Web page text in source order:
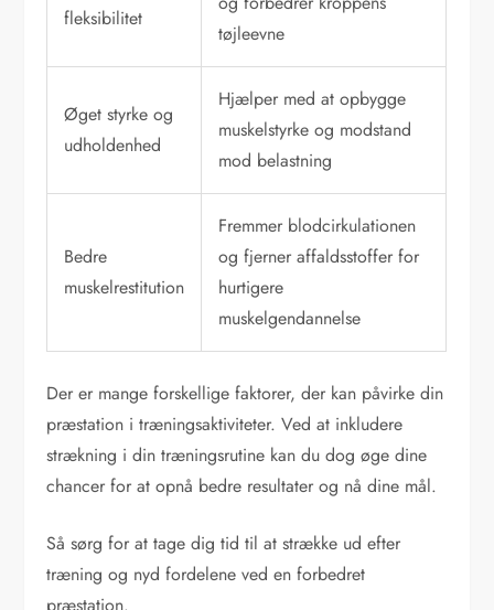
fleksibilitet
tøjleevne
Øget styrke og
udholdenhed
Hjælper med at opbygge
muskelstyrke og modstand
mod belastning
Bedre
muskelrestitution
Fremmer blodcirkulationen
og fjerner affaldsstoffer for
hurtigere
muskelgendannelse
Der er mange forskellige faktorer, der kan påvirke din
præstation i træningsaktiviteter. Ved at inkludere
strækning i din træningsrutine kan du dog øge dine
chancer for at opnå bedre resultater og nå dine mål.
Så sørg for at tage dig tid til at strække ud efter
træning og nyd fordelene ved en forbedret